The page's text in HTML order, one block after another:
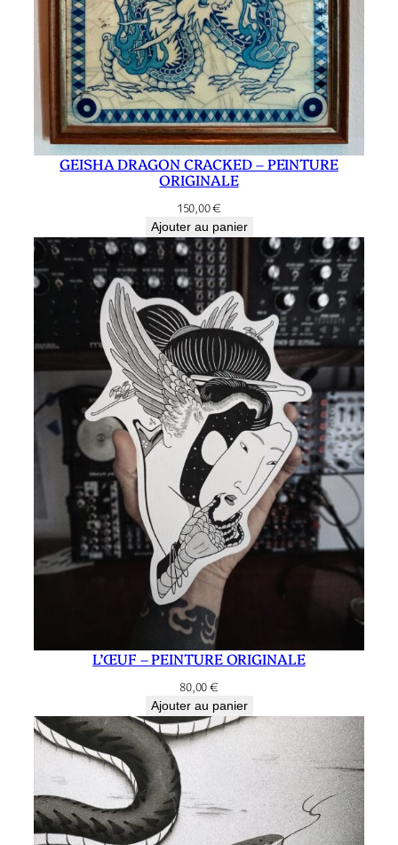
GEISHA DRAGON CRACKED – PEINTURE
ORIGINALE
150,00€
Ajouter au panier
L’ŒUF – PEINTURE ORIGINALE
80,00€
Ajouter au panier